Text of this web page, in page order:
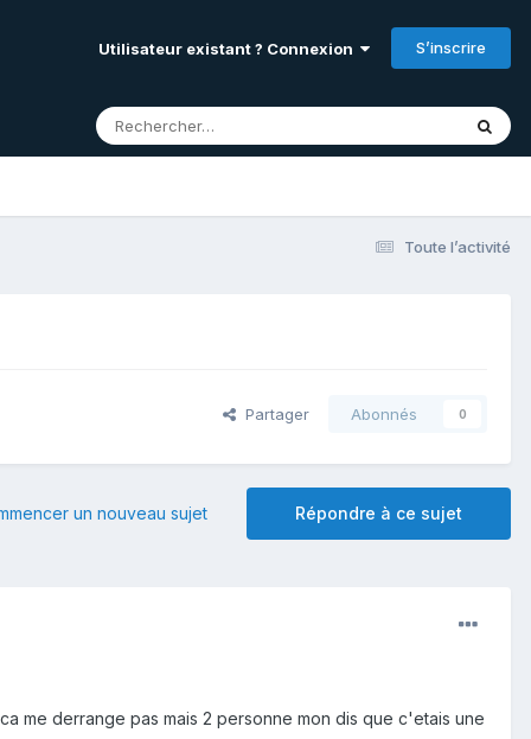
Utilisateur existant ? Connexion S’inscrire
Toute l’activité
Partager Abonnés 0
Répondre à ce sujet
un nouveau sujet
me derrange pas mais 2 personne mon dis que c'etais une